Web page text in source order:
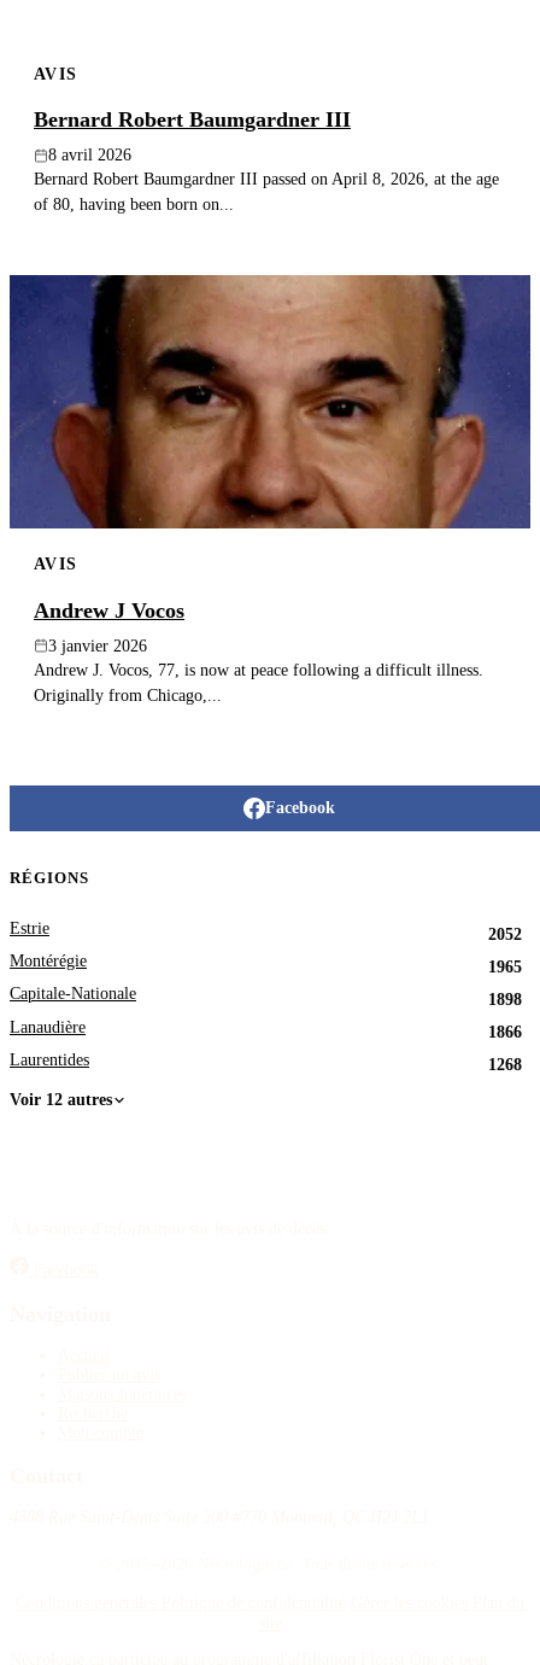
AVIS
Bernard Robert Baumgardner III
8 avril 2026
Bernard Robert Baumgardner III passed on April 8, 2026, at the age
of 80, having been born on...
AVIS
Andrew J Vocos
3 janvier 2026
Andrew J. Vocos, 77, is now at peace following a difficult illness.
Originally from Chicago,...
Facebook
RÉGIONS
Estrie
2052
Montérégie
1965
Capitale-Nationale
1898
Lanaudière
1866
Laurentides
1268
Voir 12 autres